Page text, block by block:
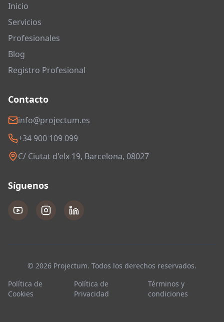
Inicio
Servicios
Profesionales
Blog
Registro Profesional
Contacto
info@projectum.es
+34 900 109 099
C/ Ciutat d'elx 19, Barcelona, 08027
Síguenos
© 2026 Projectum. Todos los derechos reservados.
Política de
Cookies
Política de
Privacidad
Términos y
condiciones